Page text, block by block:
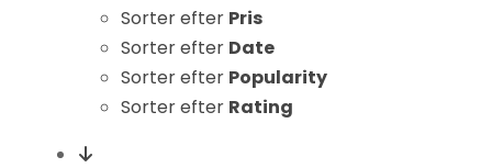
Sorter efter Pris
Sorter efter Date
Sorter efter Popularity
Sorter efter Rating
For at vores
hjemmeside
skal fungere
så godt som
dit besøg.